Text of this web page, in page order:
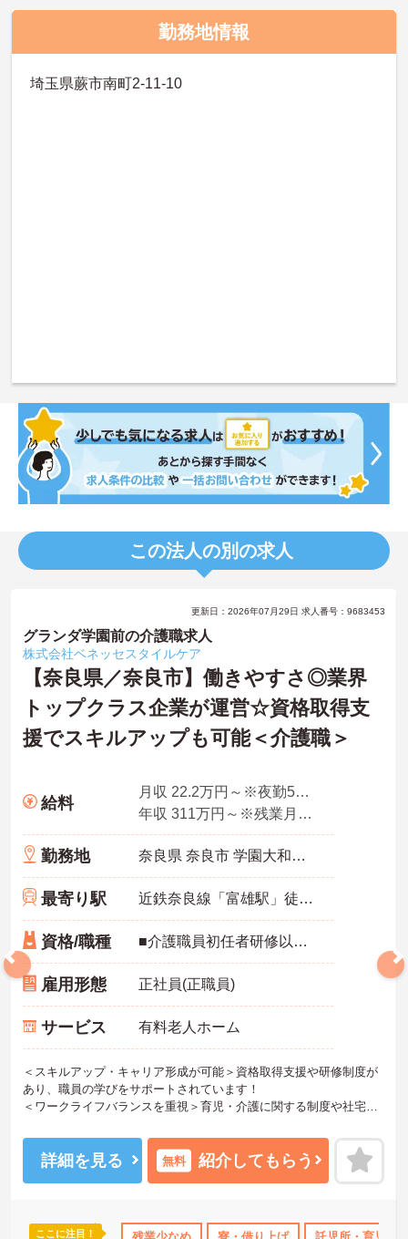
勤務地情報
埼玉県蕨市南町2-11-10
この法人の別の求人
更新日：2026年07月29日 求人番号：9683453
グランダ学園前の介護職求人
株式会社ベネッセスタイルケア
【奈良県／奈良市】働きやすさ◎業界
トップクラス企業が運営☆資格取得支
援でスキルアップも可能＜介護職＞
給料
月収 22.2万円～※夜勤5回想定
年収 311万円～※残業月10時間、夜勤平均5回、各種手当・賞与を含んだ例です
勤務地 奈良県 奈良市 学園大和町5-748-1
最寄り駅 近鉄奈良線「富雄駅」徒歩12分
資格/職種 ■介護職員初任者研修以上 ※無資格の方も応募可（資格支援制度あり）
雇用形態 正社員(正職員)
サービス 有料老人ホーム
＜スキルアップ・キャリア形成が可能＞資格取得支援や研修制度が
あり、職員の学びをサポートされています！
＜ワークライフバランスを重視＞育児・介護に関する制度や社宅制
＜寄り添ったケアの実施＞利用者さまに深く寄り添ったサービスの
提供を目指し、職員の専門性を高めるような人材育成にも注力され
詳細を見る 無料 紹介してもらう
ここに注目！